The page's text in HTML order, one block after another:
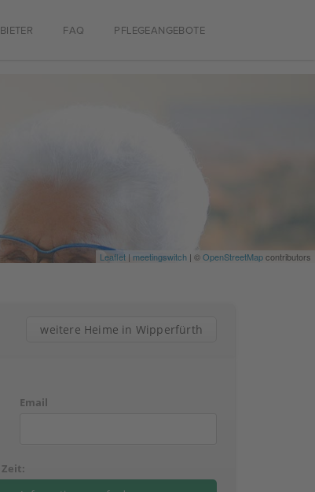
FAQ PFLEGEANGEBOTE
Leaflet | meetingswitch | ©OpenStreetMapcontributors
weitere Heime in Wipperfürth
Email
Zeit: